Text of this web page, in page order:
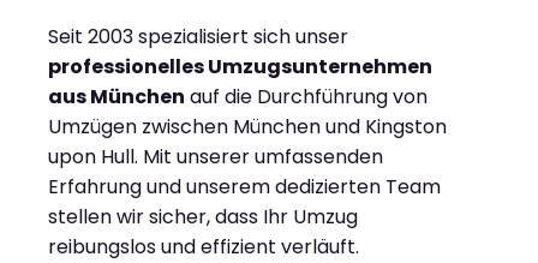
Seit 2003 spezialisiert sich unser
professionelles Umzugsunternehmen
aus München auf die Durchführung von
Umzügen zwischen München und Kingston
upon Hull. Mit unserer umfassenden
Erfahrung und unserem dedizierten Team
stellen wir sicher, dass Ihr Umzug
reibungslos und effizient verläuft.